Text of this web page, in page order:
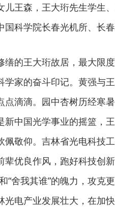
儿王森，王大珩先生学生
国科学院长春光机所、长
缮的王大珩故居，最大限
学家的奋斗印记。黄强与
点滴滴。园中杏树历经寒
新中国光学事业的摇篮，
佩敬仰。吉林省光电科技
辈优良作风，跑好科技创
“舍我其谁”的魄力，攻克
光电产业发展壮大，在加